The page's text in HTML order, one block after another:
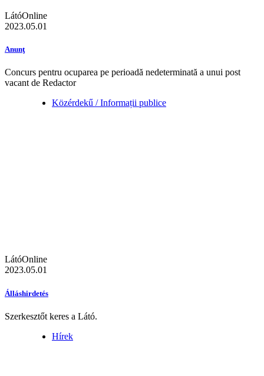
LátóOnline
2023.05.01
Anunţ
Concurs pentru ocuparea pe perioadă nedeterminată a unui post
vacant de Redactor
Közérdekű / Informații publice
LátóOnline
2023.05.01
Álláshirdetés
Szerkesztőt keres a Látó.
Hírek